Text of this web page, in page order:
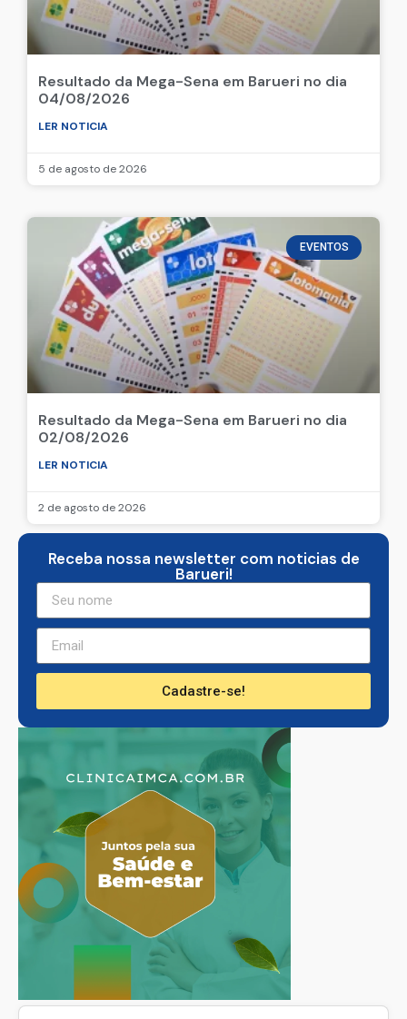
Resultado da Mega-Sena em Barueri no dia
04/08/2026
LER NOTICIA
5 de agosto de 2026
EVENTOS
Resultado da Mega-Sena em Barueri no dia
02/08/2026
LER NOTICIA
2 de agosto de 2026
Receba nossa newsletter com noticias de
Barueri!
Cadastre-se!